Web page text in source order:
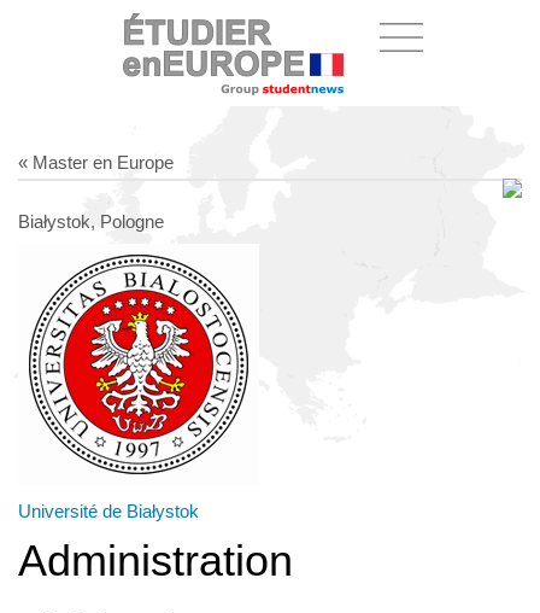
« Master en Europe
Białystok, Pologne
Université de Białystok
Administration